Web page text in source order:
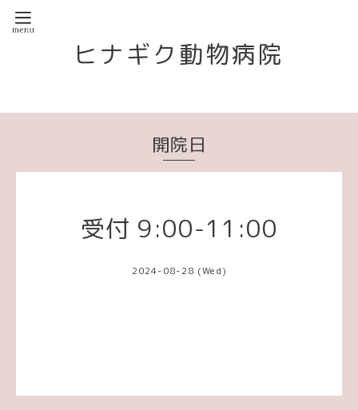
ヒナギク動物病院
開院日
受付 9:00-11:00
2024-08-28 (Wed)